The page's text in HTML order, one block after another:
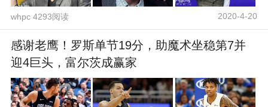
whpc 4293阅读 2020-4-20
感谢老鹰！罗斯单节19分，助魔术坐稳第7并
迎4巨头，富尔茨成赢家